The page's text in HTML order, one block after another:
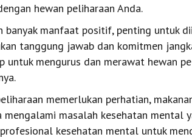
hewan peliharaan Anda.
banyak manfaat positif, penting untuk
tanggung jawab dan komitmen
untuk mengurus dan merawat hewan
memerlukan perhatian,
mengalami masalah kesehatan mental
kesehatan mental untuk